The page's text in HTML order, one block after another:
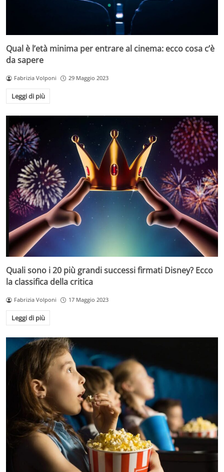
Qual è l’età minima per entrare al cinema: ecco cosa c’è
da sapere
Fabrizia Volponi 29 Maggio 2023
Leggi di più
Quali sono i 20 più grandi successi firmati Disney? Ecco
la classifica della critica
Fabrizia Volponi 17 Maggio 2023
Leggi di più